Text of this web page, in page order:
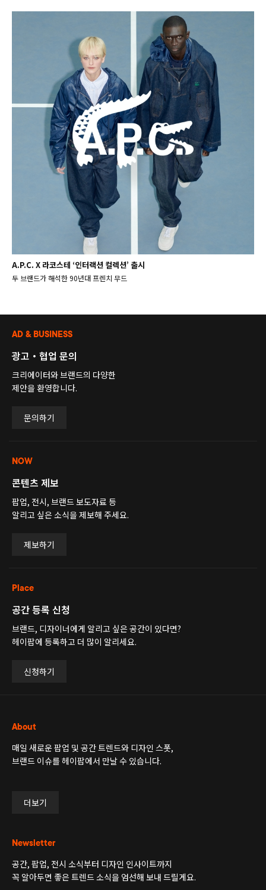
A.P.C. X 라코스테 ‘인터랙션 컬렉션’ 출시
두 브랜드가 해석한 90년대 프렌치 무드
AD & BUSINESS
광고・협업 문의
크리에이터와 브랜드의 다양한
제안을 환영합니다.
문의하기
NOW
콘텐츠 제보
팝업, 전시, 브랜드 보도자료 등
알리고 싶은 소식을 제보해 주세요.
제보하기
Place
공간 등록 신청
브랜드, 디자이너에게 알리고 싶은 공간이 있다면?
헤이팝에 등록하고 더 많이 알리세요.
신청하기
About
매일 새로운 팝업 및 공간 트렌드와 디자인 스폿,
브랜드 이슈를 헤이팝에서 만날 수 있습니다.
더보기
Newsletter
공간, 팝업, 전시 소식부터 디자인 인사이트까지
꼭 알아두면 좋은 트렌드 소식을 엄선해 보내 드릴게요.